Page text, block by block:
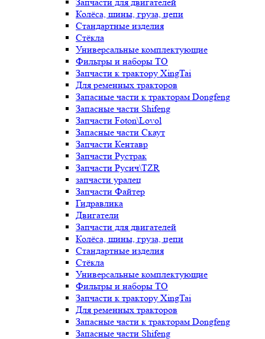
Колёса, шины, груза, цепи
Стандартные изделия
Стёкла
Универсальные комплектующие
Фильтры и наборы ТО
Запчасти к трактору XingTai
Для ременных тракторов
Запасные части к тракторам Dongfeng
Запасные части Shifeng
Запчасти Foton\Lovol
Запасные части Скаут
Запчасти Кентавр
Запчасти Рустрак
Запчасти Русич\TZR
запчасти уралец
Запчасти Файтер
Гидравлика
Двигатели
Запчасти для двигателей
Колёса, шины, груза, цепи
Стандартные изделия
Стёкла
Универсальные комплектующие
Фильтры и наборы ТО
Запчасти к трактору XingTai
Для ременных тракторов
Запасные части к тракторам Dongfeng
Запасные части Shifeng